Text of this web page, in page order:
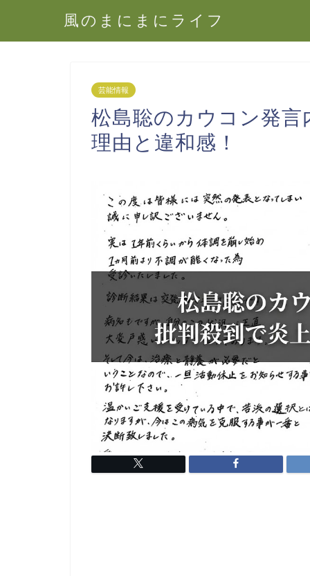
風のまにまにライフ
芸能情報
松島聡のカウコン発
理由と違和感！